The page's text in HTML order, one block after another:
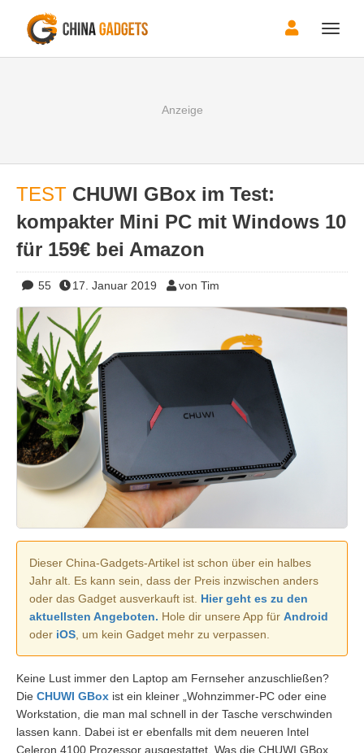
Toggle
TEST CHUWI GBox im Test:
kompakter Mini PC mit Windows 10
für 159€ bei Amazon
55 17. Januar 2019 von Tim
Dieser China-Gadgets-Artikel ist schon über ein halbes
Jahr alt. Es kann sein, dass der Preis inzwischen anders
oder das Gadget ausverkauft ist. Hier geht es zu den
aktuellsten Angeboten. Hole dir unsere App für Android
oder iOS , um kein Gadget mehr zu verpassen.
Keine Lust immer den Laptop am Fernseher anzuschließen?
Die CHUWI GBox ist ein kleiner „Wohnzimmer-PC oder eine
Workstation, die man mal schnell in der Tasche verschwinden
lassen kann. Dabei ist er ebenfalls mit dem neueren Intel
Celeron 4100 Prozessor ausgestattet. Was die CHUWI GBox